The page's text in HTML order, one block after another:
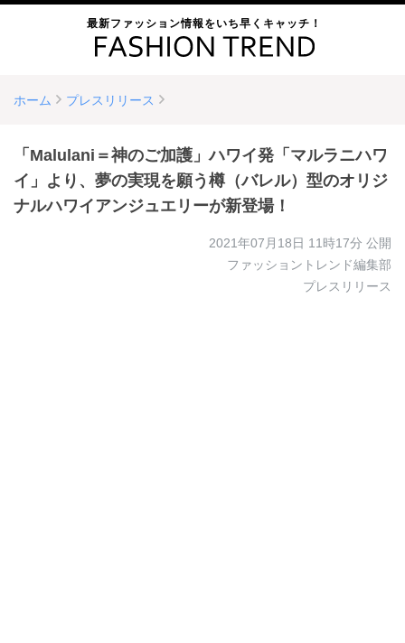
最新ファッション情報をいち早くキャッチ！
ホーム プレスリリース
「Malulani＝神のご加護」ハワイ発「マルラニハワ
イ」より、夢の実現を願う樽（バレル）型のオリジ
ナルハワイアンジュエリーが新登場！
2021年07月18日 11時17分 公開
ファッショントレンド編集部
プレスリリース